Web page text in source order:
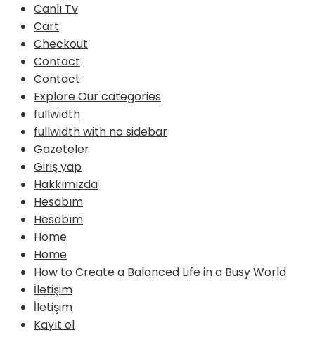
Canlı Tv
Cart
Checkout
Contact
Contact
Explore Our categories
fullwidth
fullwidth with no sidebar
Gazeteler
Giriş yap
Hakkımızda
Hesabım
Hesabım
Home
Home
How to Create a Balanced Life in a Busy World
İletişim
İletişim
Kayıt ol